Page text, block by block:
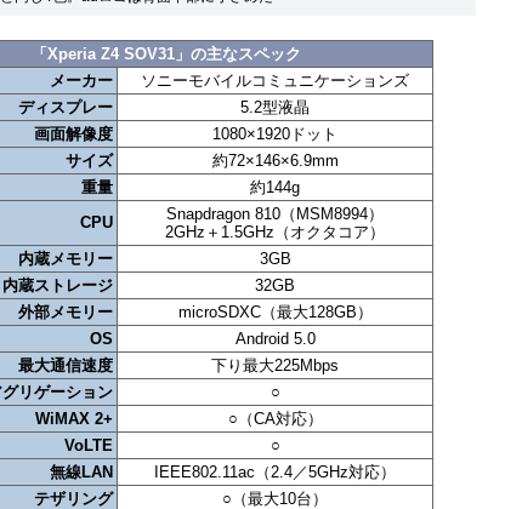
「Xperia Z4 SOV31」の主なスペック
メーカー
ソニーモバイルコミュニケーションズ
ディスプレー
5.2型液晶
画面解像度
1080×1920ドット
サイズ
約72×146×6.9mm
重量
約144g
CPU
Snapdragon 810（MSM8994）
2GHz＋1.5GHz（オクタコア）
内蔵メモリー
3GB
内蔵ストレージ
32GB
外部メモリー
microSDXC（最大128GB）
OS
Android 5.0
最大通信速度
下り最大225Mbps
リゲーション
○
WiMAX 2+
○（CA対応）
VoLTE
○
無線LAN
IEEE802.11ac（2.4／5GHz対応）
テザリング
○（最大10台）